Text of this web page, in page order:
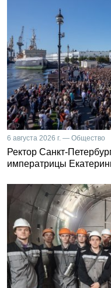
6 августа 2026 г. — Общество
Ректор Санкт-
императрицы